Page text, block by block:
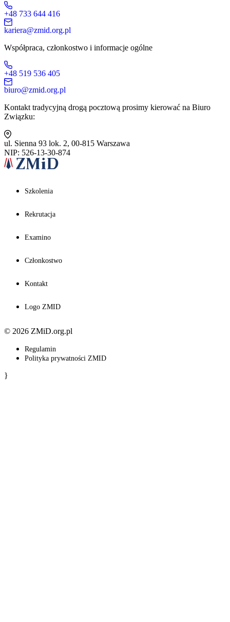
+48 733 644 416
kariera@zmid.org.pl
Współpraca, członkostwo i informacje ogólne
+48 519 536 405
biuro@zmid.org.pl
Kontakt tradycyjną drogą pocztową prosimy kierować na Biuro
Związku:
ul. Sienna 93 lok. 2, 00-815 Warszawa
NIP: 526-13-30-874
Szkolenia
Rekrutacja
Examino
Członkostwo
Kontakt
Logo ZMID
© 2026 ZMiD.org.pl
Regulamin
Polityka prywatności ZMID
}